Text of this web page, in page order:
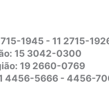
1945 - 11 2715-
15 3042-0300
19 2660-0769
4456-5666 - 4456-